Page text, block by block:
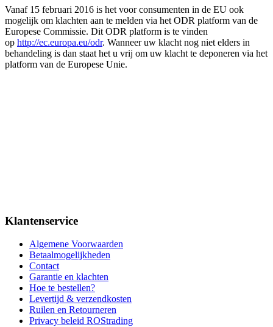
Vanaf 15 februari 2016 is het voor consumenten in de EU ook
mogelijk om klachten aan te melden via het ODR platform van de
Europese Commissie. Dit ODR platform is te vinden
op http://ec.europa.eu/odr. Wanneer uw klacht nog niet elders in
behandeling is dan staat het u vrij om uw klacht te deponeren via het
platform van de Europese Unie.
Klantenservice
Algemene Voorwaarden
Betaalmogelijkheden
Contact
Garantie en klachten
Hoe te bestellen?
Levertijd & verzendkosten
Ruilen en Retourneren
Privacy beleid ROStrading